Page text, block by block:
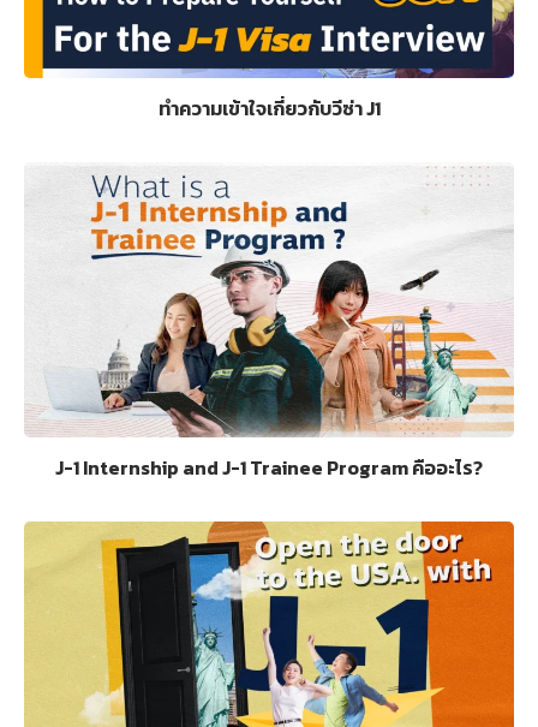
ทำความเข้าใจเกี่ยวกับวีซ่า J1
J-1 Internship and J-1 Trainee Program คืออะไร?